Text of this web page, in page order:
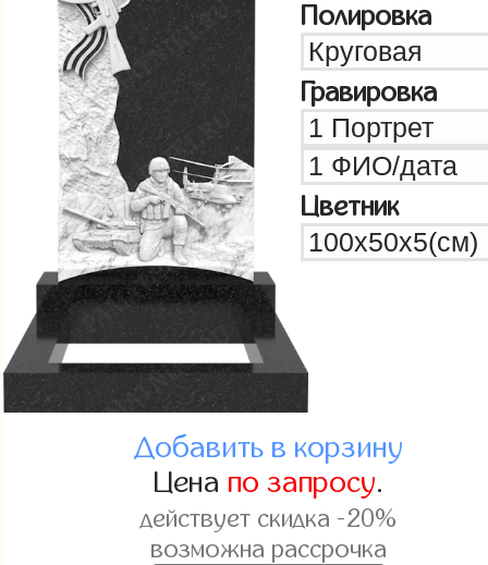
Полировка
Гравировка
Цветник
Добавить в корзину
Цена по запросу.
действует скидка -20%
возможна рассрочка